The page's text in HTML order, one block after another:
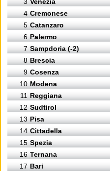
4 Cremonese
5 Catanzaro
6 Palermo
7 Sampdoria (-2)
8 Brescia
9 Cosenza
10 Modena
11 Reggiana
12 Sudtirol
13 Pisa
14 Cittadella
15 Spezia
16 Ternana
17 Bari